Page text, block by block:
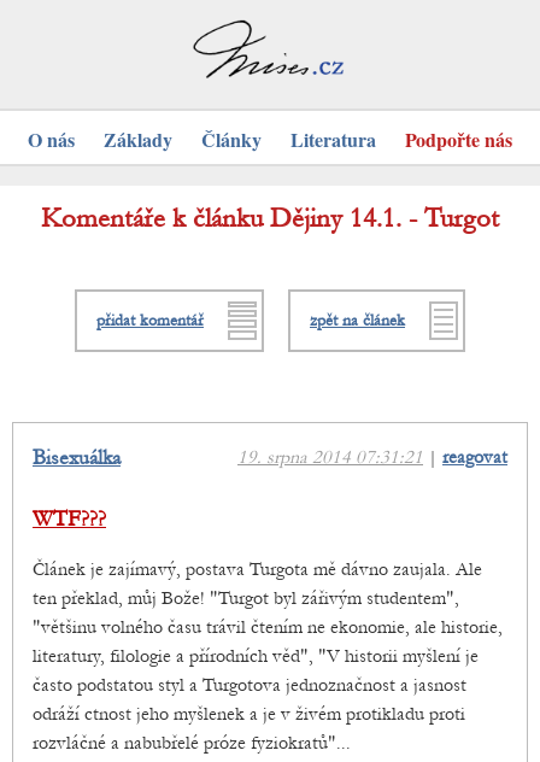
O nás Základy Články Literatura Podpořte nás
Komentáře k článku Dějiny 14.1. - Turgot
přidat komentář zpět na článek
19. srpna 2014 07:31:21 | reagovat
Bisexuálka
WTF???
Článek je zajímavý, postava Turgota mě dávno zaujala. Ale
ten překlad, můj Bože! "Turgot byl zářivým studentem",
"většinu volného času trávil čtením ne ekonomie, ale historie,
literatury, filologie a přírodních věd", "V historii myšlení je
často podstatou styl a Turgotova jednoznačnost a jasnost
odráží ctnost jeho myšlenek a je v živém protikladu proti
rozvláčné a nabubřelé próze fyziokratů"...